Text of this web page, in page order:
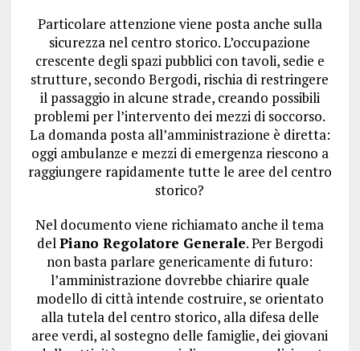
Particolare attenzione viene posta anche sulla
sicurezza nel centro storico. L’occupazione
crescente degli spazi pubblici con tavoli, sedie e
strutture, secondo Bergodi, rischia di restringere
il passaggio in alcune strade, creando possibili
problemi per l’intervento dei mezzi di soccorso.
La domanda posta all’amministrazione è diretta:
oggi ambulanze e mezzi di emergenza riescono a
raggiungere rapidamente tutte le aree del centro
storico?
Nel documento viene richiamato anche il tema
delPiano Regolatore Generale. Per Bergodi
non basta parlare genericamente di futuro:
l’amministrazione dovrebbe chiarire quale
modello di città intende costruire, se orientato
alla tutela del centro storico, alla difesa delle
aree verdi, al sostegno delle famiglie, dei giovani